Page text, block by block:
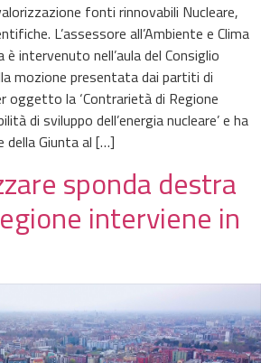
fonti rinnovabili Nucleare,
L’assessore all’Ambiente e Clima
è intervenuto nell’aula del Consiglio
mozione presentata dai partiti di
oggetto la ‘Contrarietà di Regione
di sviluppo dell’energia nucleare’ e ha
della Giunta al […]
sponda destra
interviene in